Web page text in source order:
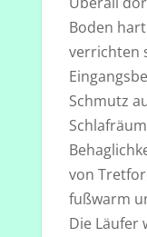
Boden
verrichten
Schmutz
von
fußwarm
Die Läufer